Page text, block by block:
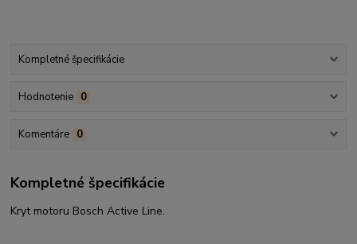
Kompletné špecifikácie
Hodnotenie 0
Komentáre 0
Kompletné špecifikácie
Kryt motoru BoschActive Line.